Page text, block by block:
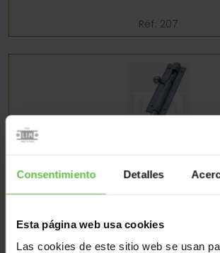
Consentimiento Detalles
Esta página web usa cookies
Las cookies de este sitio web se usan
Réf: 207
Verrous
Réf: 389